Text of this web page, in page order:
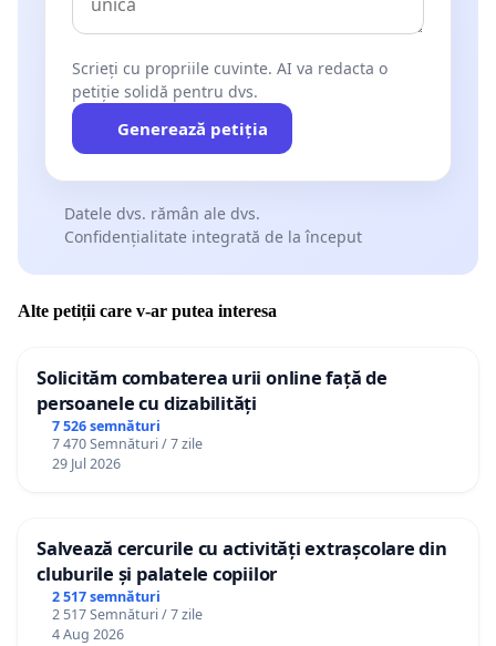
Scrieți cu propriile cuvinte. AI va redacta o
petiție solidă pentru dvs.
Generează petiția
Datele dvs. rămân ale dvs.
Confidențialitate integrată de la început
Alte petiții care v-ar putea interesa
Solicităm combaterea urii online față de
persoanele cu dizabilități
7 526 semnături
7 470 Semnături / 7 zile
29 Jul 2026
Salvează cercurile cu activități extrașcolare din
cluburile și palatele copiilor
2 517 semnături
2 517 Semnături / 7 zile
4 Aug 2026